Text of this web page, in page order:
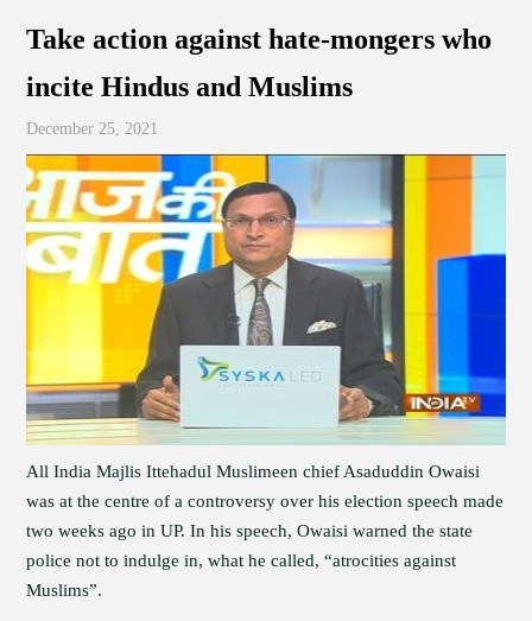
Take action against hate-mongers who
incite Hindus and Muslims
December 25, 2021
All India Majlis Ittehadul Muslimeen chief Asaduddin Owaisi
was at the centre of a controversy over his election speech made
two weeks ago in UP. In his speech, Owaisi warned the state
police not to indulge in, what he called, “atrocities against
Muslims”.